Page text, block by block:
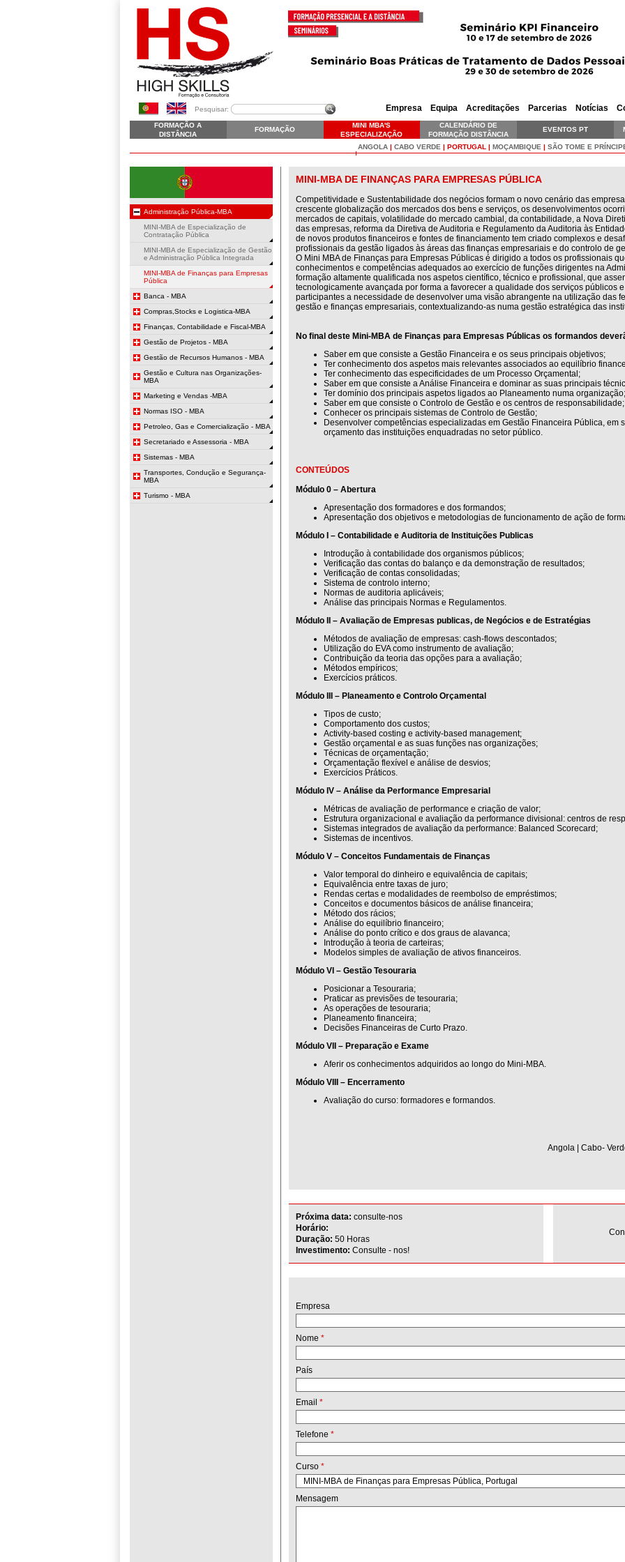
Pesquisar: Empresa Equipa Acreditações Parcerias Notícias
FORMAÇÃO A
DISTÂNCIA
FORMAÇÃO
MINI MBA'S
ESPECIALIZAÇÃO
SKILLS EXECUTIVE
CALENDÁRIO DE
FORMAÇÃO DISTÂNCIA
EVENTOS PT
ANGOLA | CABO VERDE | PORTUGAL | MOÇAMBIQUE | SÃO TOME E
Administração Pública-MBA
MINI-MBA de Especialização de
Contratação Pública
MINI-MBA de Especialização de Gestão
e Administração Pública Integrada
MINI-MBA de Finanças para Empresas
Pública
Banca - MBA
Compras,Stocks e Logistica-MBA
Finanças, Contabilidade e Fiscal-MBA
Gestão de Projetos - MBA
Gestão de Recursos Humanos - MBA
Gestão e Cultura nas Organizações-
MBA
Marketing e Vendas -MBA
Normas ISO - MBA
Petroleo, Gas e Comercialização - MBA
Secretariado e Assessoria - MBA
Sistemas - MBA
Transportes, Condução e Segurança-
MBA
Turismo - MBA
MINI-MBA DE FINANÇAS PARA EMPRESAS PÚBLICA
Competitividade e Sustentabilidade dos negócios formam o novo cenário das
crescente globalização dos mercados dos bens e serviços, os desenvolvimentos
mercados de capitais, volatilidade do mercado cambial, da contabilidade, a Nova
das empresas, reforma da Diretiva de Auditoria e Regulamento da Auditoria às
de novos produtos financeiros e fontes de financiamento tem criado complexos e
profissionais da gestão ligados às áreas das finanças empresariais e do controlo de
O Mini MBA de Finanças para Empresas Públicas é dirigido a todos os profissionais
conhecimentos e competências adequados ao exercício de funções dirigentes na
formação altamente qualificada nos aspetos científico, técnico e profissional, que
tecnologicamente avançada por forma a favorecer a qualidade dos serviços públicos
participantes a necessidade de desenvolver uma visão abrangente na utilização das
gestão e finanças empresariais, contextualizando-as numa gestão estratégica das
No final deste Mini-MBA de Finanças para Empresas Públicas os formandos
Saber em que consiste a Gestão Financeira e os seus principais objetivos;
Ter conhecimento dos aspetos mais relevantes associados ao equilíbrio
Ter conhecimento das especificidades de um Processo Orçamental;
Saber em que consiste a Análise Financeira e dominar as suas principais
Ter domínio dos principais aspetos ligados ao Planeamento numa organização;
Saber em que consiste o Controlo de Gestão e os centros de responsabilidade;
Conhecer os principais sistemas de Controlo de Gestão;
Desenvolver competências especializadas em Gestão Financeira Pública,
orçamento das instituições enquadradas no setor público.
CONTEÚDOS
Módulo 0 – Abertura
Apresentação dos formadores e dos formandos;
Apresentação dos objetivos e metodologias de funcionamento de ação de
Módulo I – Contabilidade e Auditoria de Instituições Publicas
Introdução à contabilidade dos organismos públicos;
Verificação das contas do balanço e da demonstração de resultados;
Verificação de contas consolidadas;
Sistema de controlo interno;
Normas de auditoria aplicáveis;
Análise das principais Normas e Regulamentos.
Módulo II – Avaliação de Empresas publicas, de Negócios e de Estratégias
Métodos de avaliação de empresas: cash-flows descontados;
Utilização do EVA como instrumento de avaliação;
Contribuição da teoria das opções para a avaliação;
Métodos empíricos;
Exercícios práticos.
Módulo III – Planeamento e Controlo Orçamental
Tipos de custo;
Comportamento dos custos;
Activity-based costing e activity-based management;
Gestão orçamental e as suas funções nas organizações;
Técnicas de orçamentação;
Orçamentação flexível e análise de desvios;
Exercícios Práticos.
Módulo IV – Análise da Performance Empresarial
Métricas de avaliação de performance e criação de valor;
Estrutura organizacional e avaliação da performance divisional: centros de
Sistemas integrados de avaliação da performance: Balanced Scorecard;
Sistemas de incentivos.
Módulo V – Conceitos Fundamentais de Finanças
Valor temporal do dinheiro e equivalência de capitais;
Equivalência entre taxas de juro;
Rendas certas e modalidades de reembolso de empréstimos;
Conceitos e documentos básicos de análise financeira;
Método dos rácios;
Análise do equilíbrio financeiro;
Análise do ponto crítico e dos graus de alavanca;
Introdução à teoria de carteiras;
Modelos simples de avaliação de ativos financeiros.
Módulo VI – Gestão Tesouraria
Posicionar a Tesouraria;
Praticar as previsões de tesouraria;
As operações de tesouraria;
Planeamento financeira;
Decisões Financeiras de Curto Prazo.
Módulo VII – Preparação e Exame
Aferir os conhecimentos adquiridos ao longo do Mini-MBA.
Módulo VIII – Encerramento
Avaliação do curso: formadores e formandos.
Angola | Cabo-
Próxima data: consulte-nos
Horário:
Duração: 50 Horas
Investimento: Consulte - nos!
Empresa
Nome *
País
Email *
Telefone *
Curso *
Mensagem